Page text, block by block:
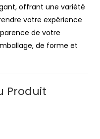
offrant une variété
votre expérience
de votre
de forme et
Produit